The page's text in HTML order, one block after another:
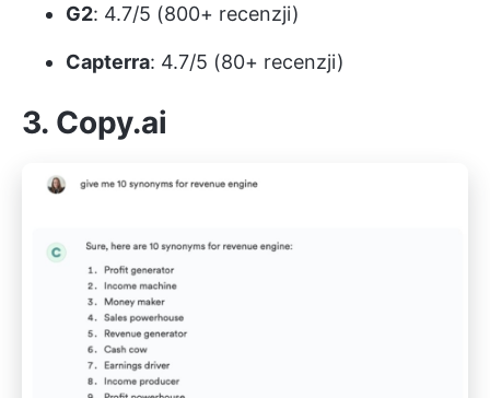
G2: 4.7/5 (800+ recenzji)
Capterra: 4.7/5 (80+ recenzji)
3. Copy.ai